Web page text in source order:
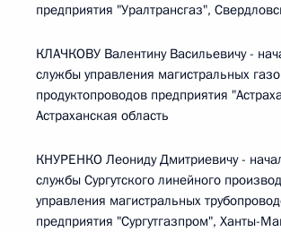
предприятия "Уралтрансгаз",
КЛАЧКОВУ Валентину Васильевичу -
службы управления магистральных
продуктопроводов предприятия
Астраханская область
КНУРЕНКО Леониду Дмитриевичу -
службы Сургутского линейного
управления магистральных
предприятия "Сургутгазпром", Ханты-